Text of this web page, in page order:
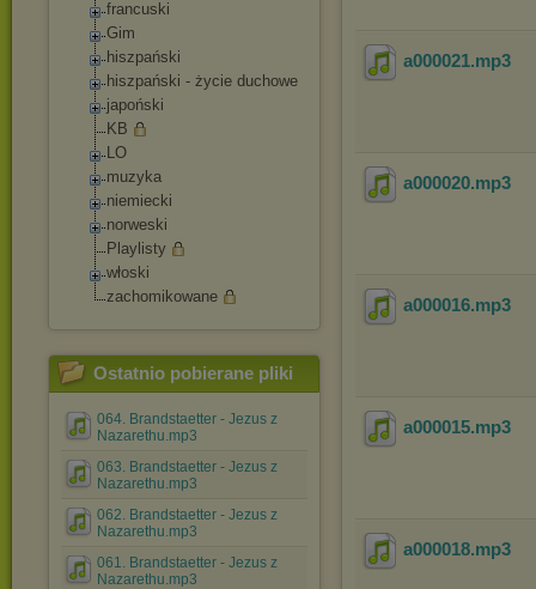
francuski
Gim
hiszpański
hiszpański - życie duchowe
japoński
KB
LO
muzyka
niemiecki
norweski
Playlisty
włoski
zachomikowane
Ostatnio pobierane pliki
064. Brandstaetter - Jezus z
Nazarethu.mp3
063. Brandstaetter - Jezus z
Nazarethu.mp3
062. Brandstaetter - Jezus z
Nazarethu.mp3
061. Brandstaetter - Jezus z
Nazarethu.mp3
a000021.mp3
a000020.mp3
a000016.mp3
a000015.mp3
a000018.mp3